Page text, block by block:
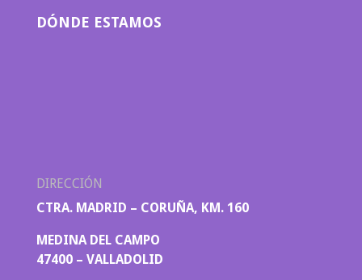
DÓNDE ESTAMOS
DIRECCIÓN
CTRA. MADRID – CORUÑA, KM. 160
MEDINA DEL CAMPO
47400 – VALLADOLID